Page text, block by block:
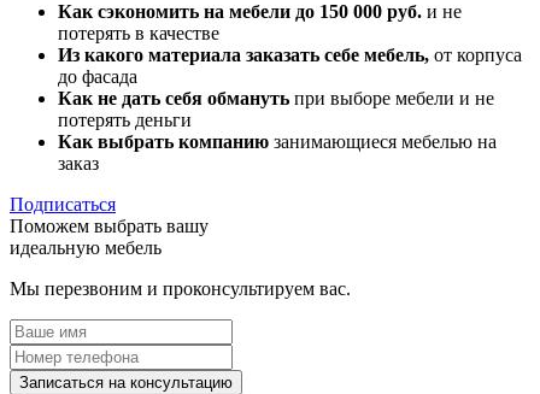
Как сэкономить на мебели до 150 000 руб. и не
потерять в качестве
Из какого материала заказать себе мебель, от корпуса
до фасада
Как не дать себя обмануть при выборе мебели и не
потерять деньги
Как выбрать компанию занимающиеся мебелью на
заказ
Подписаться
Поможем выбрать вашу
идеальную мебель
Мы перезвоним и проконсультируем вас.
Записаться на консультацию